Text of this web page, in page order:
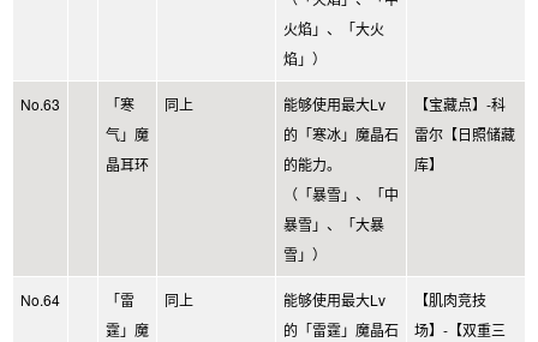
火焰」、「大火
焰」）
No.63
「寒
气」魔
晶耳环
同上
能够使用最大Lv
的「寒冰」魔晶石
的能力。
（「暴雪」、「中
暴雪」、「大暴
雪」）
【宝藏点】-科
雷尔【日照储藏
库】
No.64
「雷
霆」魔
同上
能够使用最大Lv
的「雷霆」魔晶石
【肌肉竞技
场】-【双重三